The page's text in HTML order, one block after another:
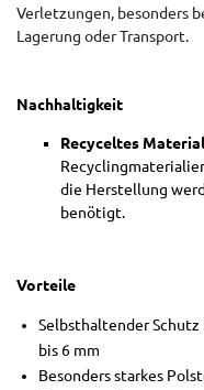
Verletzungen, besonders
Lagerung oder Transport.
Nachhaltigkeit
Recyceltes
die Herstellung
benötigt.
Vorteile
Selbsthaltender
bis 6 mm
Besonders starkes